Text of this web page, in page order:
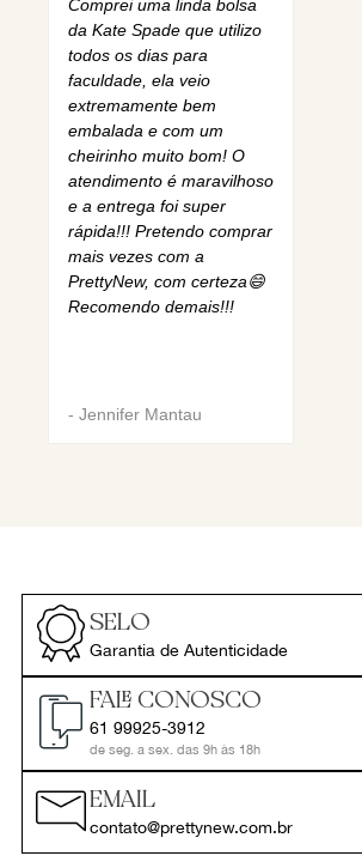
Comprei uma linda bolsa
da Kate Spade que utilizo
todos os dias para
faculdade, ela veio
extremamente bem
embalada e com um
cheirinho muito bom! O
atendimento é maravilhoso
e a entrega foi super
rápida!!! Pretendo comprar
mais vezes com a
PrettyNew, com certeza😄
Recomendo demais!!!
- Jennifer Mantau
SELO
Garantia de Autenticidade
FALE CONOSCO
61 99925-3912
de seg. a sex. das 9h às 18h
EMAIL
contato@prettynew.com.br